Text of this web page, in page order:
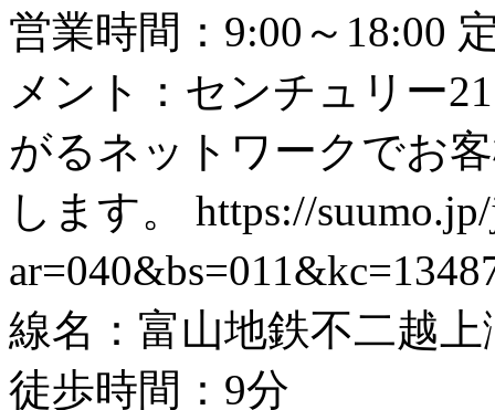
営業時間：9:00～18:00
メント：センチュリー
がるネットワークでお
します。
https://
線名：富山地鉄不二越
徒歩時間：9分